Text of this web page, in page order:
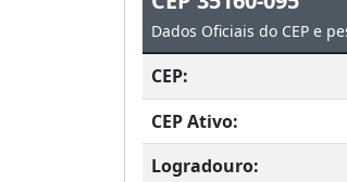
Dados Oficiais do CEP e
CEP:
CEP Ativo:
Logradouro: